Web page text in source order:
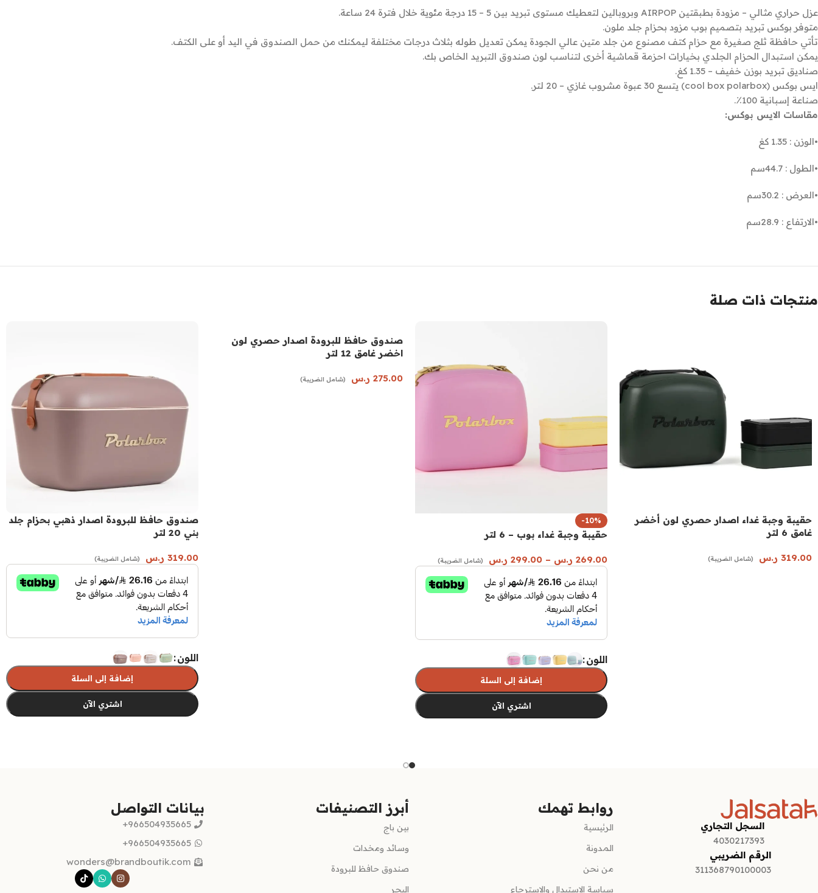
عزل حراري مثالي – مزودة بطبقتين AIRPOP وبروبالين لتعطيك مستوى تبريد بين 5 – 15 درجة مئوية خلال فترة 24 ساعة.
متوفر بوكس تبريد بتصميم بوب مزود بحزام جلد ملون.
تأتي حافظة ثلج صغيرة مع حزام كتف مصنوع من جلد متين عالي الجودة يمكن تعديل طوله بثلاث درجات مختلفة ليمكنك من حمل الصندوق في اليد أو على الكتف.
يمكن استبدال الحزام الجلدي بخيارات احزمة قماشية أخرى لتناسب لون صندوق التبريد الخاص بك.
صناديق تبريد بوزن خفيف – 1.35 كغ.
ايس بوكس (cool box polarbox) يتسع 30 عبوة مشروب غازي – 20 لتر.
صناعة إسبانية 100٪.
مقاسات الايس بوكس:
•الوزن : 1.35 كغ
•الطول : 44.7سم
•العرض : 30.2سم
•الارتفاع : 28.9سم
منتجات ذات صلة
حقيبة وجبة غداء اصدار حصري لون أخضر
غامق 6 لتر
319.00 ر.س (شامل الضريبة)
-10%
حقيبة وجبة غداء بوب – 6 لتر
269.00 ر.س –
299.00 ر.س (شامل الضريبة)
اللون
إضافة إلى السلة
اشتري الآن
صندوق حافظ للبرودة اصدار حصري لون
اخضر غامق 12 لتر
275.00 ر.س (شامل الضريبة)
صندوق حافظ للبرودة اصدار ذهبي بحزام جلد
بني 20 لتر
319.00 ر.س (شامل الضريبة)
اللون
إضافة إلى السلة
اشتري الآن
السجل التجاري
4030217393
الرقم الضريبي
311368790100003
روابط تهمك
الرئيسية
المدونة
من نحن
سياسة الاستبدال والإسترجاع
أبرز التصنيفات
بين باج
وسائد ومخدات
صندوق حافظ للبرودة
البحر
بيانات التواصل
966504935665+
966504935665+
wonders@brandboutik.com